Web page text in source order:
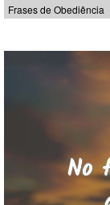
Frases de Obediência